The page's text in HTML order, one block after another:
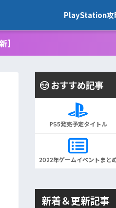
PlayStation攻
おすすめ記事
PS5発売予定タイトル
2022年ゲームイベントまと
新着＆更新記事